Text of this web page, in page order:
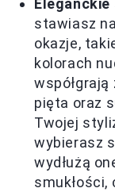
stawiasz
okazje,
kolorach
pięta oraz
Twojej
wybierasz
wydłużą
smukłości,